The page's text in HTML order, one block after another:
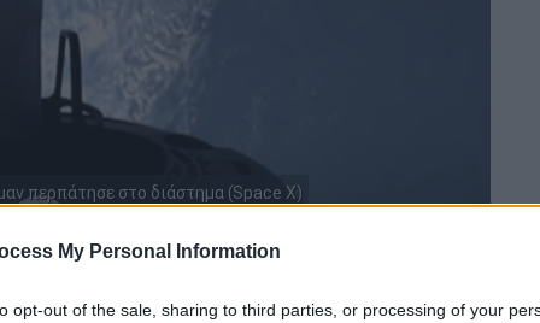
My Personal Information
opt-out of the sale, sharing to third parties, or processing of your
περπάτησε στο διάστημα (Space X)